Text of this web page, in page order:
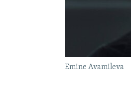
Emine Avamileva